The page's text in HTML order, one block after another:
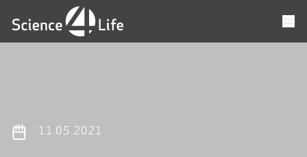
11.05.2021